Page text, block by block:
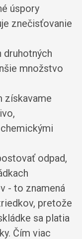
úspory
znečisťovanie
druhotných
množstvo
získavame
odpad,
- to znamená
pretože
sa platia
Čím viac